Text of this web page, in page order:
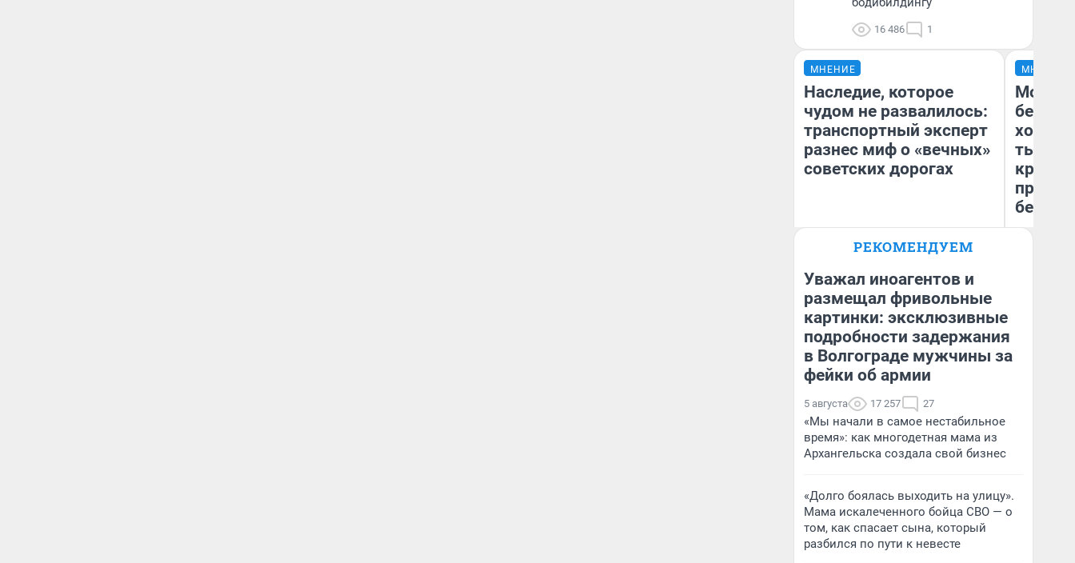
16 486 1
МНЕНИЕ
Наследие, которое
чудом не развалилось:
транспортный эксперт
разнес миф о «вечных»
советских дорогах
Блогер, предприниматель,
бизнесе
МНЕНИЕ
Мой
хотела
тысяч,
РЕКОМЕНДУЕМ
Уважал иноагентов и
размещал фривольные
картинки: эксклюзивные
подробности задержания
в Волгограде мужчины за
фейки об армии
5 августа 17 257 27
«Мы начали в самое нестабильное
время»: как многодетная мама из
Архангельска создала свой бизнес
«Долго боялась выходить на улицу».
Мама искалеченного бойца СВО — о
том, как спасает сына, который
разбился по пути к невесте